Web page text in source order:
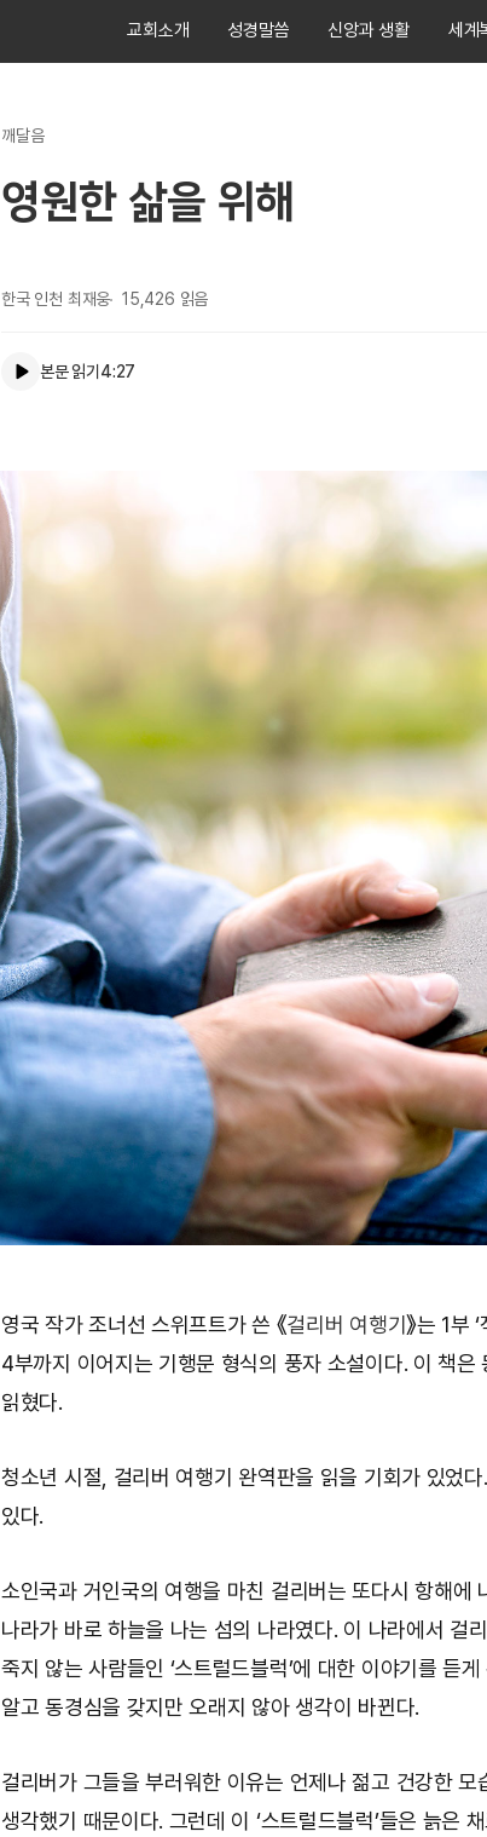
교회소개 성경말씀 신앙과 생활 세계
깨달음
영원한 삶을 위해
한국 인천 최재웅 15,426 읽음
본문 읽기4:27
영국 작가 조너선 스위프트가 쓴 《걸리버 여행기 》는 1부
4부까지 이어지는 기행문 형식의 풍자 소설이다. 이 책은
읽혔다.
청소년 시절, 걸리버 여행기 완역판을 읽을 기회가 있었
있다.
소인국과 거인국의 여행을 마친 걸리버는 또다시 항해에
나라가 바로 하늘을 나는 섬의 나라였다. 이 나라에서 걸
죽지 않는 사람들인 ‘스트럴드블럭’에 대한 이야기를 듣
알고 동경심을 갖지만 오래지 않아 생각이 바뀐다.
걸리버가 그들을 부러워한 이유는 언제나 젊고 건강한
생각했기 때문이다. 그런데 이 ‘스트럴드블럭’들은 늙은